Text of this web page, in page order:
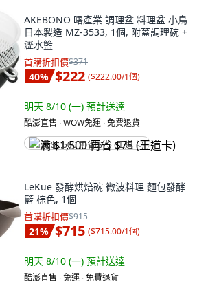
AKEBONO 曙產業 調理盆 料理盆 小鳥
日本製造 MZ-3533, 1個, 附蓋調理碗 +
瀝水籃
首購折扣價$371
40% $222 ($222.00/1個)
明天 8/10 (一) 預計送達
酷澎直售 ∙ WOW免運 ∙ 免費退貨
满 $1,500 再省 $75 (王道卡)
LeKue 發酵烘焙碗 微波料理 麵包發酵
籃 棕色, 1個
首購折扣價$915
21% $715 ($715.00/1個)
明天 8/10 (一) 預計送達
酷澎直售 ∙ 免運 ∙ 免費退貨